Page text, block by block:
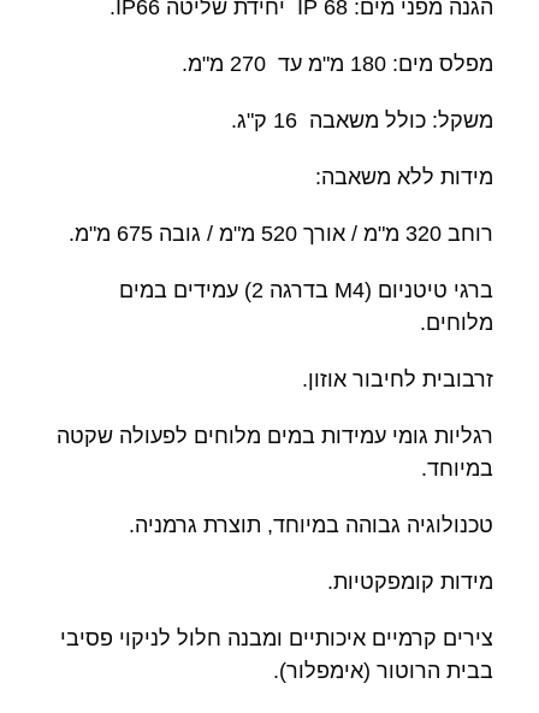
הגנה מפני מים: IP 68 יחידת שליטה IP66.
מפלס מים: 180 מ"מ עד 270 מ"מ.
משקל: כולל משאבה 16 ק"ג.
מידות ללא משאבה:
רוחב 320 מ"מ / אורך 520 מ"מ / גובה 675 מ"מ.
ברגי טיטניום (M4 בדרגה 2) עמידים במים
מלוחים.
זרבובית לחיבור אוזון.
רגליות גומי עמידות במים מלוחים לפעולה שקטה
במיוחד.
טכנולוגיה גבוהה במיוחד, תוצרת גרמניה.
מידות קומפקטיות.
צירים קרמיים איכותיים ומבנה חלול לניקוי פסיבי
בבית הרוטור (אימפלור).